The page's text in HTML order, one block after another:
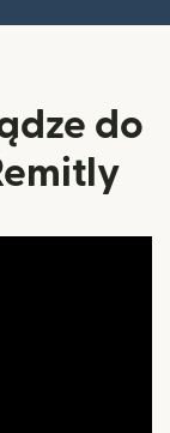
do